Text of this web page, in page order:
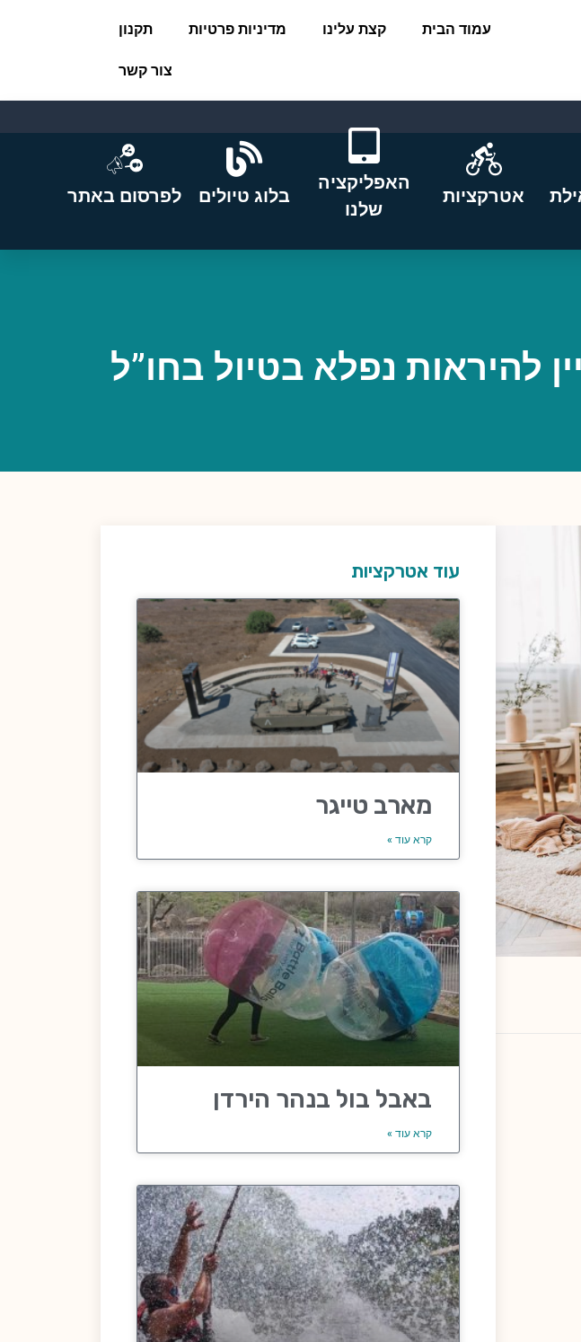
עמוד הבית קצת עלינו מדיניות פרטיות תקנון
צור קשר
אטרקציות
האפליקציה
שלנו
בלוג טיולים לפרסום באתר
להיראות נפלא בטיול בחו”ל
עוד אטרקציות
מארב טייגר
קרא עוד »
באבל בול בנהר הירדן
קרא עוד »